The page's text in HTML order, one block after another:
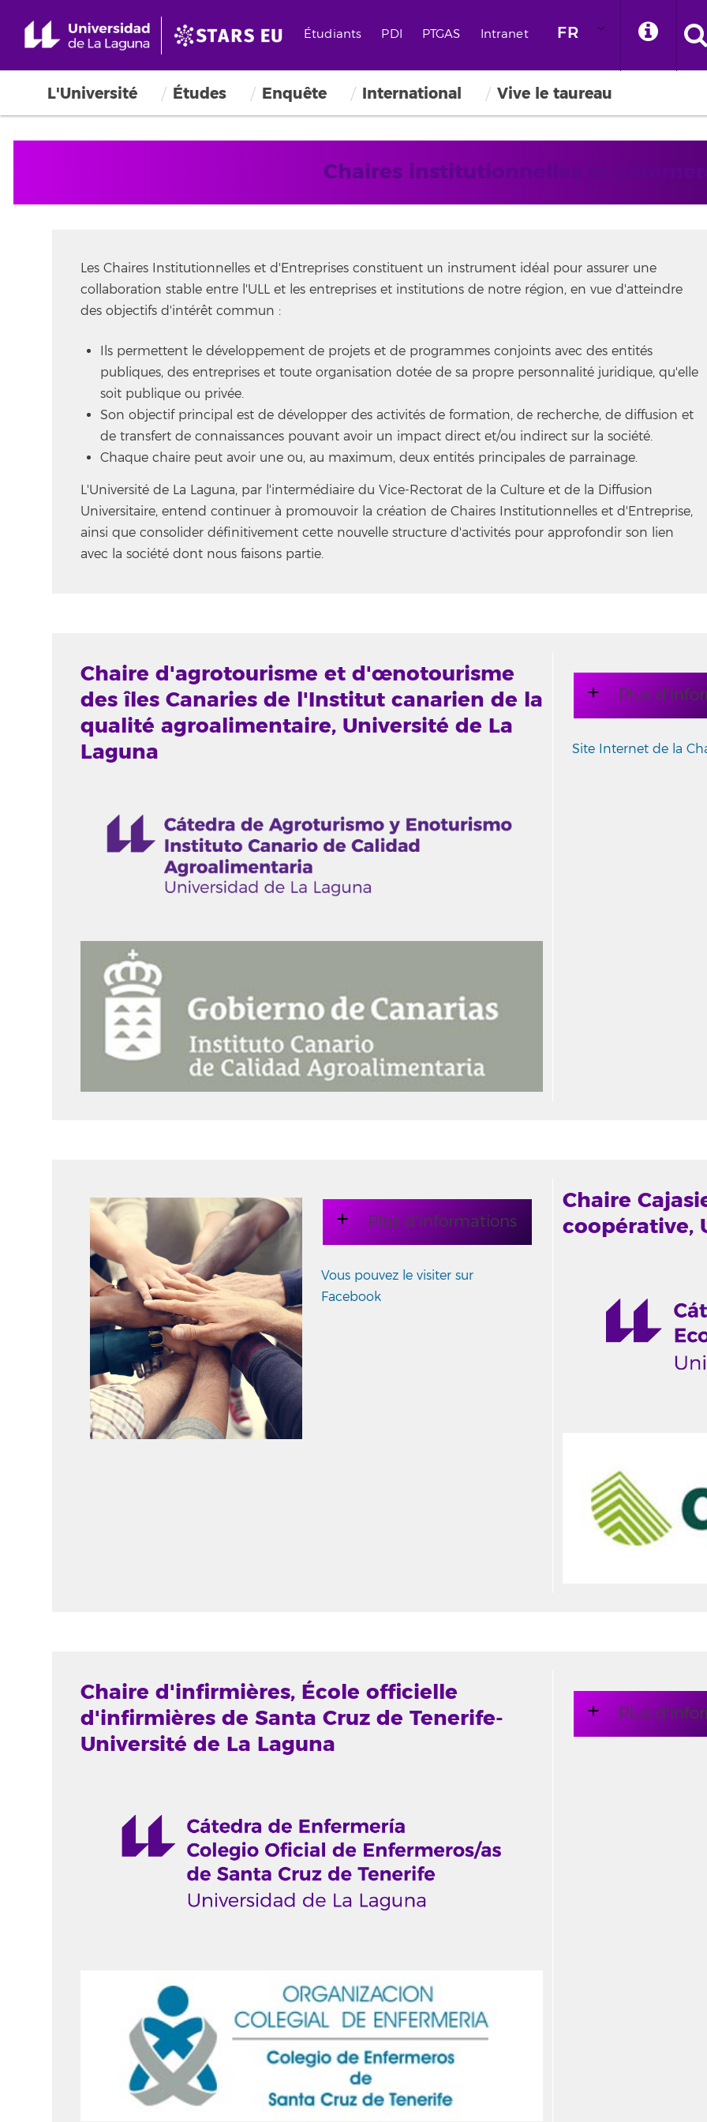
Étudiants PDI PTGAS Intranet FR
L'Université Études Enquête International Vive le taureau
Chaires institutionnelles et
Les Chaires Institutionnelles et d'Entreprises constituent un instrument idéal pour assurer une
collaboration stable entre l'ULL et les entreprises et institutions de notre région, en vue d'atteindre
des objectifs d'intérêt commun :
Ils permettent le développement de projets et de programmes conjoints avec des entités
publiques, des entreprises et toute organisation dotée de sa propre personnalité juridique, qu'elle
soit publique ou privée.
Son objectif principal est de développer des activités de formation, de recherche, de diffusion et
de transfert de connaissances pouvant avoir un impact direct et/ou indirect sur la société.
Chaque chaire peut avoir une ou, au maximum, deux entités principales de parrainage.
L'Université de La Laguna, par l'intermédiaire du Vice-Rectorat de la Culture et de la Diffusion
Universitaire, entend continuer à promouvoir la création de Chaires Institutionnelles et d'Entreprise,
ainsi que consolider définitivement cette nouvelle structure d'activités pour approfondir son lien
avec la société dont nous faisons partie.
Chaire d'agrotourisme et d'œnotourisme
des îles Canaries de l'Institut canarien de la
qualité agroalimentaire, Université de La
Laguna
Plus
Site Internet de la
Plus d'informations
Vous pouvez le visiter sur
Facebook
Chaire
coopérative,
Chaire d'infirmières, École officielle
d'infirmières de Santa Cruz de Tenerife-
Université de La Laguna
Plus